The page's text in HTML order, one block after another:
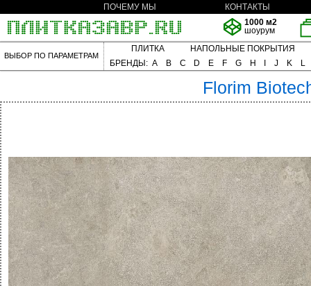
ПОЧЕМУ МЫ
КОНТАКТЫ
1000 м2
шоурум
ВЫБОР ПО ПАРАМЕТРАМ
ПЛИТКА
НАПОЛЬНЫЕ ПОКРЫТИЯ
БРЕНДЫ: A B C D E F G H J K L
Florim